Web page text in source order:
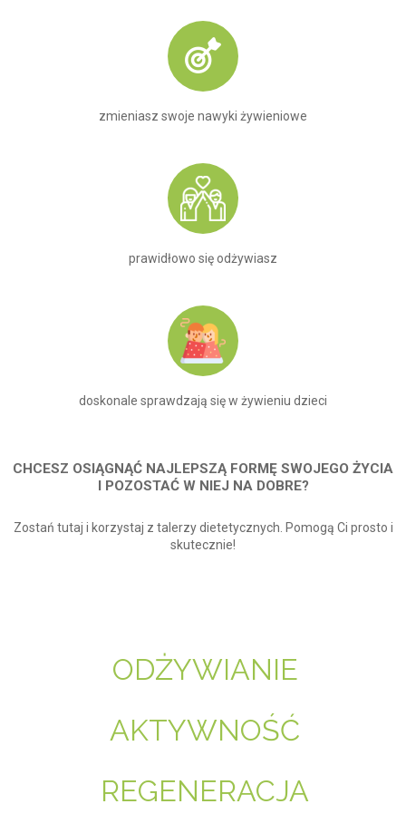
zmieniasz swoje nawyki żywieniowe
prawidłowo się odżywiasz
doskonale sprawdzają się w żywieniu dzieci
CHCESZ OSIĄGNĄĆ NAJLEPSZĄ FORMĘ SWOJEGO ŻYCIA
I POZOSTAĆ W NIEJ NA DOBRE?
Zostań tutaj i korzystaj z talerzy dietetycznych. Pomogą Ci prosto i
skutecznie!
ODŻYWIANIE
AKTYWNOŚĆ
REGENERACJA